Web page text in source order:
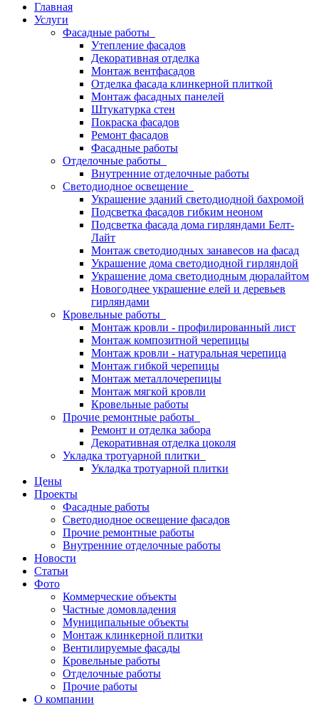
Главная
Услуги
Фасадные работы
Утепление фасадов
Декоративная отделка
Монтаж вентфасадов
Отделка фасада клинкерной плиткой
Монтаж фасадных панелей
Штукатурка стен
Покраска фасадов
Ремонт фасадов
Фасадные работы
Отделочные работы
Внутренние отделочные работы
Светодиодное освещение
Украшение зданий светодиодной бахромой
Подсветка фасадов гибким неоном
Подсветка фасада дома гирляндами Белт-
Лайт
Монтаж светодиодных занавесов на фасад
Украшение дома светодиодной гирляндой
Украшение дома светодиодным дюралайтом
Новогоднее украшение елей и деревьев
гирляндами
Кровельные работы
Монтаж кровли - профилированный лист
Монтаж композитной черепицы
Монтаж кровли - натуральная черепица
Монтаж гибкой черепицы
Монтаж металлочерепицы
Монтаж мягкой кровли
Кровельные работы
Прочие ремонтные работы
Ремонт и отделка забора
Декоративная отделка цоколя
Укладка тротуарной плитки
Укладка тротуарной плитки
Цены
Проекты
Фасадные работы
Светодиодное освещение фасадов
Прочие ремонтные работы
Внутренние отделочные работы
Новости
Статьи
Фото
Коммерческие объекты
Частные домовладения
Муниципальные объекты
Монтаж клинкерной плитки
Вентилируемые фасады
Кровельные работы
Отделочные работы
Прочие работы
О компании